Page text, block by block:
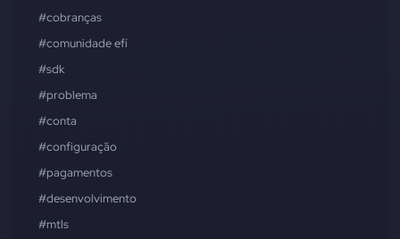
#cobranças
#comunidade efí
#sdk
#problema
#conta
#configuração
#pagamentos
#desenvolvimento
#mtls